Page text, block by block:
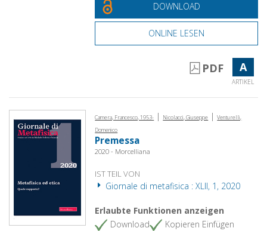
DOWNLOAD
ONLINE LESEN
PDF A
ARTIKEL
Camera, Francesco, 1953- | Nicolacci, Giuseppe | Venturelli,
Domenico
Premessa
2020 - Morcelliana
IST TEIL VON
Giornale di metafisica : XLII, 1, 2020
Erlaubte Funktionen anzeigen
Download
Kopieren Einfügen